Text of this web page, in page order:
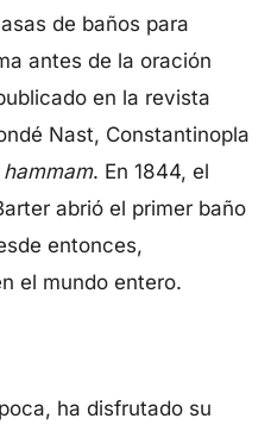
de baños para
antes de la oración
en la revista
Nast, Constantinopla
hammam. En 1844, el
abrió el primer baño
entonces,
el mundo entero.
ha disfrutado su